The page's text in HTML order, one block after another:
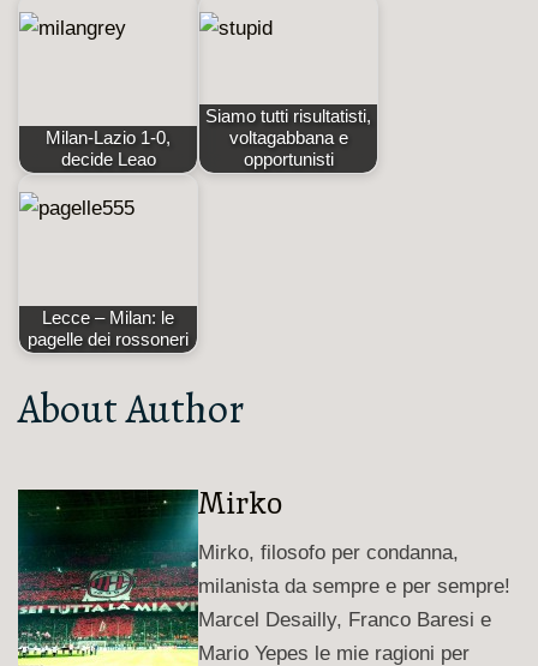
Milan-Lazio 1-0,
decide Leao
Siamo tutti risultatisti,
voltagabbana e
opportunisti
Lecce – Milan: le
pagelle dei rossoneri
About Author
Mirko
Mirko, filosofo per condanna,
milanista da sempre e per sempre!
Marcel Desailly, Franco Baresi e
Mario Yepes le mie ragioni per